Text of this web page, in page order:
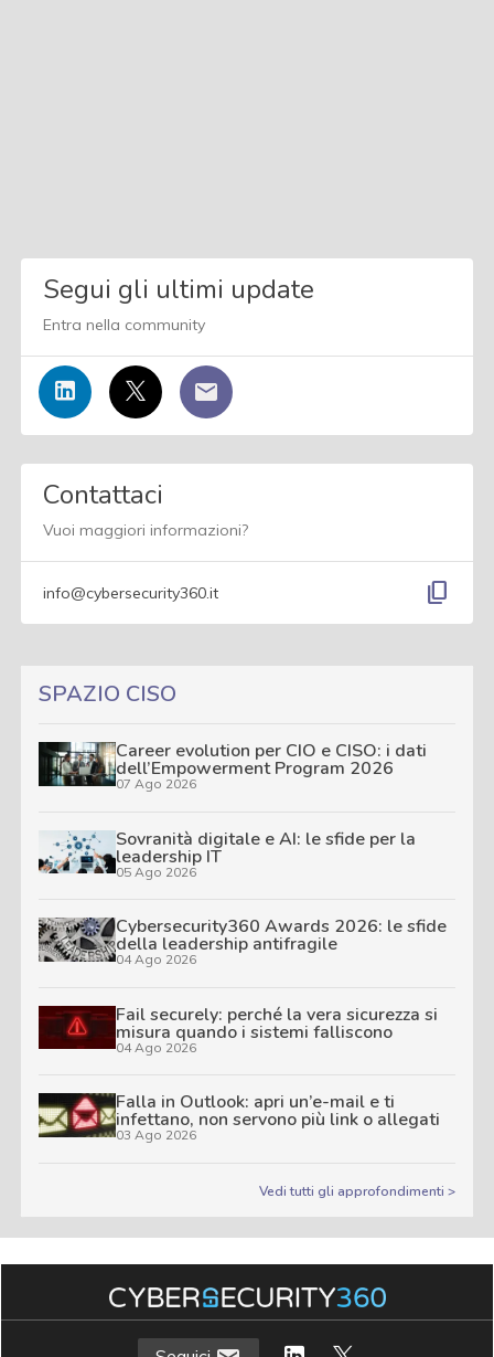
Segui gli ultimi update
Entra nella community
Contattaci
Vuoi maggiori informazioni?
info@cybersecurity360.it content_copy
SPAZIO CISO
Career evolution per CIO e CISO: i dati
dell’Empowerment Program 2026
07 Ago 2026
Sovranità digitale e AI: le sfide per la
leadership IT
05 Ago 2026
Cybersecurity360 Awards 2026: le sfide
della leadership antifragile
04 Ago 2026
Fail securely: perché la vera sicurezza si
misura quando i sistemi falliscono
04 Ago 2026
Falla in Outlook: apri un’e-mail e ti
infettano, non servono più link o allegati
03 Ago 2026
Vedi tutti gli approfondimenti >